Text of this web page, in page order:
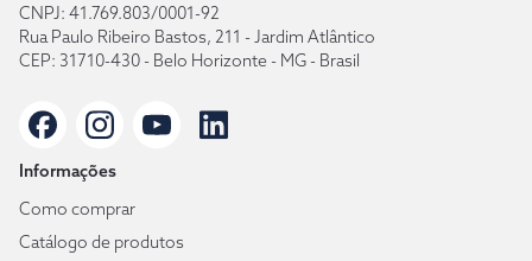
CNPJ: 41.769.803/0001-92
Rua Paulo Ribeiro Bastos, 211 - Jardim Atlântico
CEP: 31710-430 - Belo Horizonte - MG - Brasil
Informações
Como comprar
Catálogo de produtos